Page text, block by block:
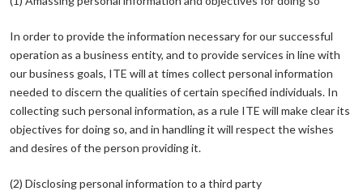
In order to provide the information necessary for our successful
operation as a business entity, and to provide services in line with
our business goals, ITE will at times collect personal information
needed to discern the qualities of certain specified individuals. In
collecting such personal information, as a rule ITE will make clear its
objectives for doing so, and in handling it will respect the wishes
and desires of the person providing it.
(2) Disclosing personal information to a third party